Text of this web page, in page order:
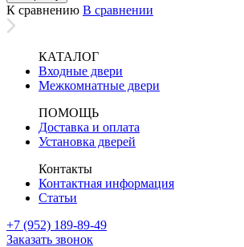
К сравнению В сравнении
КАТАЛОГ
Входные двери
Межкомнатные двери
ПОМОЩЬ
Доставка и оплата
Установка дверей
Контакты
Контактная информация
Статьи
+7 (952) 189-89-49
Заказать звонок